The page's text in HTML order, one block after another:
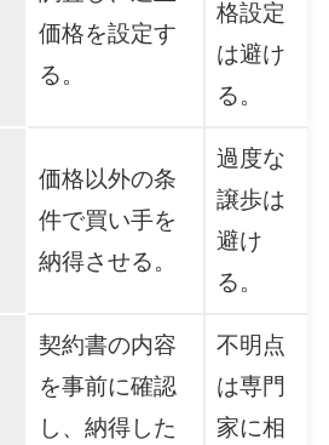
価格を設定す
る。
格設定
は避け
る。
価格以外の条
件で買い手を
納得させる。
過度な
譲歩は
避け
る。
契約書の内容
を事前に確認
し、納得した
不明点
は専門
家に相